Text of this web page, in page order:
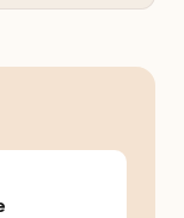
mit meinem
Verständnis
– ein